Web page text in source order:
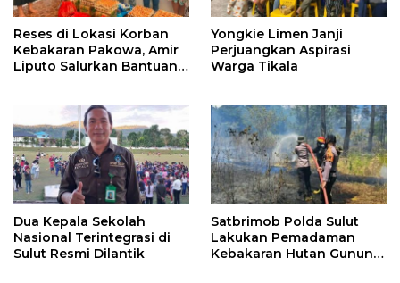
Reses di Lokasi Korban
Kebakaran Pakowa, Amir
Liputo Salurkan Bantuan
Yongkie Limen Janji
Perjuangkan Aspirasi
Warga Tikala
Dua Kepala Sekolah
Nasional Terintegrasi di
Sulut Resmi Dilantik
Satbrimob Polda Sulut
Lakukan Pemadaman
Kebakaran Hutan Gunung